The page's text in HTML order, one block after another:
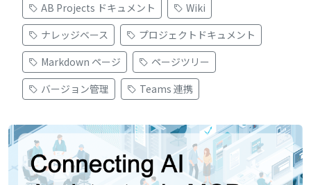
AB Projects ドキュメント
Wiki
ナレッジベース
プロジェクトドキュメント
Markdown ページ
ページツリー
バージョン管理
Teams 連携